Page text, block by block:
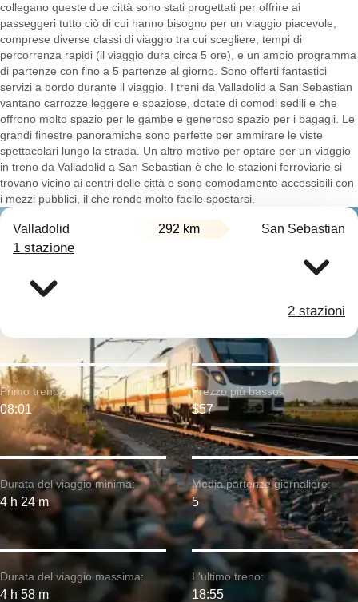
collegano queste due città sono stati progettati per offrire ai
passeggeri tutto ciò di cui hanno bisogno per un viaggio piacevole,
comprese diverse classi di viaggio tra cui scegliere, tempi di
percorrenza rapidi (il viaggio dura circa 5 ore), e un ampio programma
di partenze con fino a 5 partenze al giorno. Sono offerti fantastici
servizi a bordo durante il viaggio. I treni da Valladolid a San Sebastian
vantano carrozze leggere e spaziose, dotate di comodi sedili e che
offrono molto spazio per le gambe e generoso spazio per i bagagli. Le
grandi finestre panoramiche sono perfette per ammirare le viste
spettacolari lungo la strada. Un altro motivo per optare per un viaggio
in treno da Valladolid a San Sebastian è che le stazioni ferroviarie si
trovano vicino ai centri delle città e sono comodamente accessibili con
i mezzi pubblici, il che rende molto facile spostarsi.
Valladolid 292 km San Sebastian
1 stazione
2 stazioni
Durata del viaggio minima:
4 h 24 m
Primo treno:
08:01
Durata del viaggio massima:
4 h 58 m
Prezzo più basso:
$57
Media partenze giornaliere:
5
L'ultimo treno:
18:55